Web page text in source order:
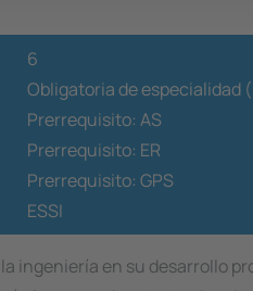
6
Obligatoria de especialidad
Prerrequisito: AS
Prerrequisito: ER
Prerrequisito: GPS
ESSI
ingeniería en su desarrollo